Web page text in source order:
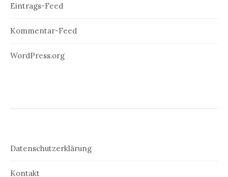
Eintrags-Feed
Kommentar-Feed
WordPress.org
Datenschutzerklärung
Kontakt